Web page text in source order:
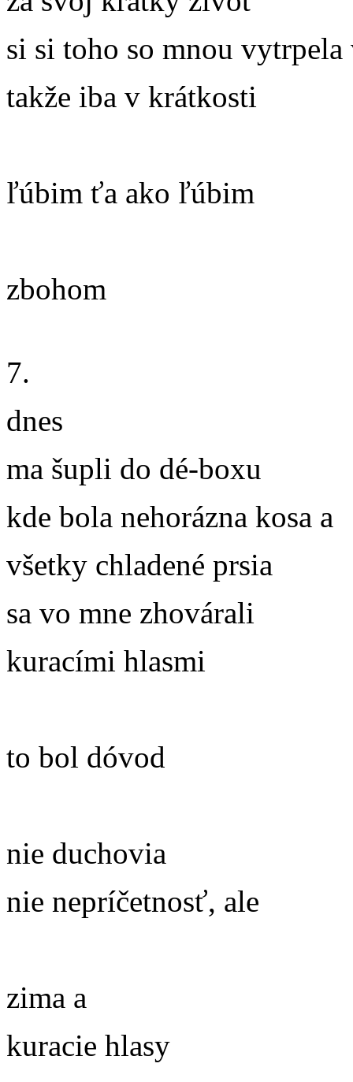
si si toho so mnou vytrpela
takže iba v krátkosti
ľúbim ťa ako ľúbim
zbohom
7.
dnes
ma šupli do dé-boxu
kde bola nehorázna kosa a
všetky chladené prsia
sa vo mne zhovárali
kuracími hlasmi
to bol dóvod
nie duchovia
nie nepríčetnosť, ale
zima a
kuracie hlasy